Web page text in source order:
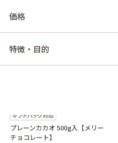
価格
特徴・目的
プレーンカカオ 500g入【メリー
チョコレート】